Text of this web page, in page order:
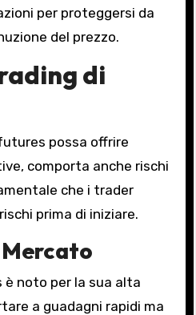
per proteggersi da
del prezzo.
di
possa offrire
comporta anche rischi
che i trader
prima di iniziare.
noto per la sua alta
a guadagni rapidi ma